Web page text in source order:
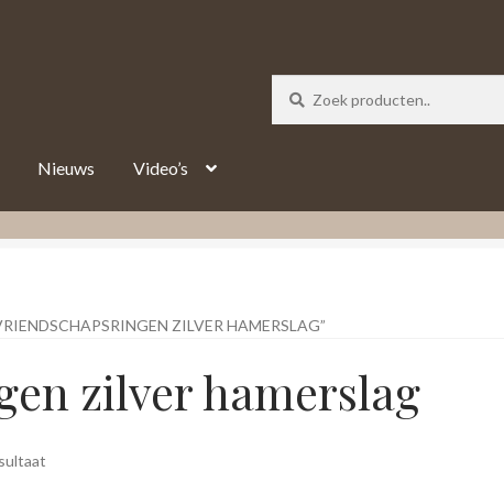
Nieuws Video’s
ZILVER HAMERSLAG”
zilver hamerslag